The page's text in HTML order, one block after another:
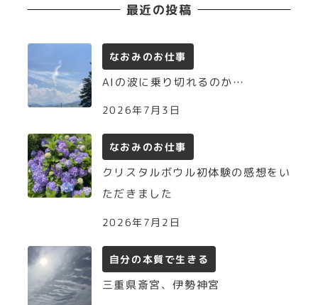
最近の投稿
なおみのお仕事
AIの波に乗り切れるのか…
2026年7月3日
なおみのお仕事
クリスタルボウル初体験の感想をい
ただきました
2026年7月2日
自分の本質で生きる
三重県斎宮、伊勢神宮